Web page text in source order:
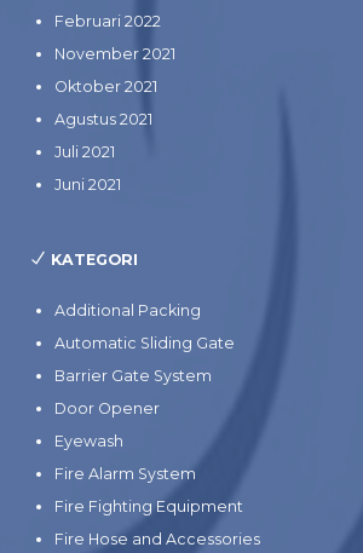
Februari 2022
November 2021
Oktober 2021
Agustus 2021
Juli 2021
Juni 2021
KATEGORI
Additional Packing
Automatic Sliding Gate
Barrier Gate System
Door Opener
Eyewash
Fire Alarm System
Fire Fighting Equipment
Fire Hose and Accessories